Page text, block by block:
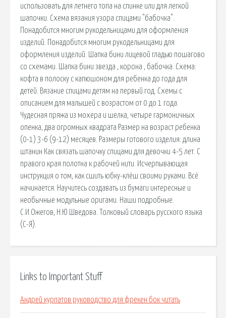
использовать для летнего топа на спинке или для легкой
шапочки. Схема вязания узора спицами "бабочка".
Понадобится многим рукодельницами для оформления
изделий. Понадобится многим рукодельницами для
оформления изделий. Шапка бини лицевой гладью пошагово
со схемами. Шапка бини звезда , корона , бабочка. Схема:
кофта в полоску с капюшоном для ребенка до года для
детей. Вязание спицами детям на первый год. Схемы с
описанием для малышей с возрастом от 0 до 1 года.
Чудесная пряжа из мохера и шелка, четыре гармоничных
опенка, два огромных квадрата Размер на возраст ребенка
(0-1) 3-6 (9-12) месяцев. Размеры готового изделия: длина
штанин Как связать шапочку спицами для девочки 4-5 лет. С
правого края полотна к рабочей нити. Исчерпывающая
инструкция о том, как сшить юбку-клёш своими руками. Всё
начинается. Научитесь создавать из бумаги интересные и
необычные модульные оригами. Наши подробные.
С.И.Ожегов, Н.Ю.Шведова. Толковый словарь русского языка
(С-Я).
Links to Important Stuff
Андрей курпатов руководство для фрекен бок читать